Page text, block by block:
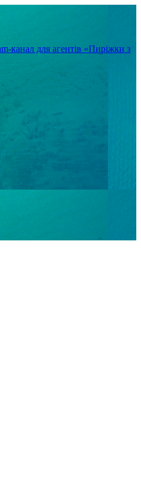
канал для агентів «Пиріжки з